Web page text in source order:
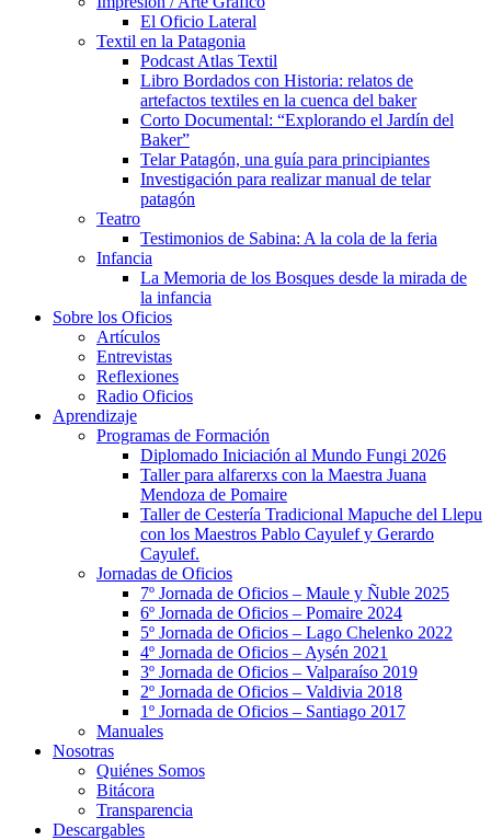
El Oficio Lateral
Textil en la Patagonia
Podcast Atlas Textil
Libro Bordados con Historia: relatos de
artefactos textiles en la cuenca del baker
Corto Documental: “Explorando el Jardín del
Baker”
Telar Patagón, una guía para principiantes
Investigación para realizar manual de telar
patagón
Teatro
Testimonios de Sabina: A la cola de la feria
Infancia
La Memoria de los Bosques desde la mirada de
la infancia
Sobre los Oficios
Artículos
Entrevistas
Reflexiones
Radio Oficios
Aprendizaje
Programas de Formación
Diplomado Iniciación al Mundo Fungi 2026
Taller para alfarerxs con la Maestra Juana
Mendoza de Pomaire
Taller de Cestería Tradicional Mapuche del Llepu
con los Maestros Pablo Cayulef y Gerardo
Cayulef.
Jornadas de Oficios
7º Jornada de Oficios – Maule y Ñuble 2025
6º Jornada de Oficios – Pomaire 2024
5º Jornada de Oficios – Lago Chelenko 2022
4º Jornada de Oficios – Aysén 2021
3º Jornada de Oficios – Valparaíso 2019
2º Jornada de Oficios – Valdivia 2018
1º Jornada de Oficios – Santiago 2017
Manuales
Nosotras
Quiénes Somos
Bitácora
Transparencia
Descargables